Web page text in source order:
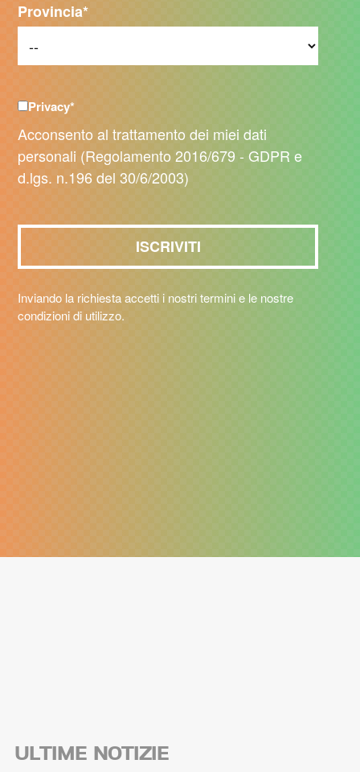
Provincia*
Privacy*
Acconsento al trattamento dei miei dati
personali (Regolamento 2016/679 - GDPR e
d.lgs. n.196 del 30/6/2003)
Inviando la richiesta accetti i nostri termini e le nostre
condizioni di utilizzo.
ULTIME NOTIZIE